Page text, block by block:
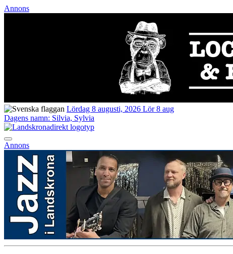
Annons
Lördag 8 augusti, 2026 Lör 8 aug
Dagens namn: Silvia, Sylvia
Annons